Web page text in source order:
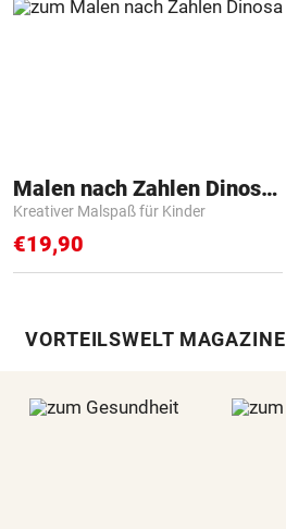
Malen nach Zahlen Dinosaurier
Kreativer Malspaß für Kinder
€19,90
VORTEILSWELT MAGAZINE